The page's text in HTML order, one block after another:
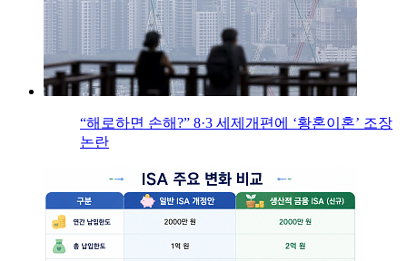
“해로하면 손해?” 8·3 세제개편에 ‘황혼이혼’ 조장
논란